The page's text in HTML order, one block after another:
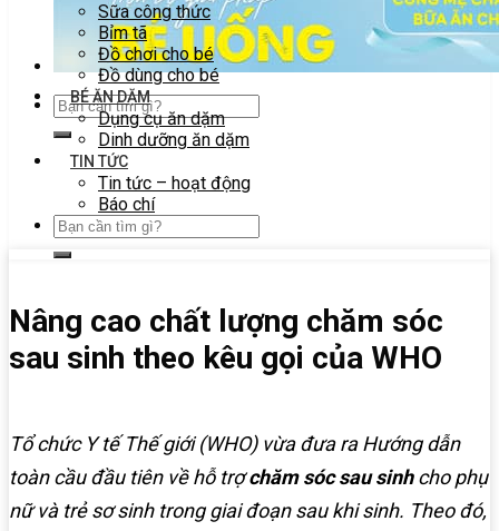
Sữa công thức
Bỉm tã
Đồ chơi cho bé
Đồ dùng cho bé
BÉ ĂN DẶM
Dụng cụ ăn dặm
Dinh dưỡng ăn dặm
TIN TỨC
Tin tức – hoạt động
Báo chí
Nâng cao chất lượng chăm sóc
sau sinh theo kêu gọi của WHO
Tổ chức Y tế Thế giới (WHO) vừa đưa ra Hướng dẫn
toàn cầu đầu tiên về hỗ trợchăm sóc sau sinhcho phụ
nữ và trẻ sơ sinh trong giai đoạn sau khi sinh. Theo đó,